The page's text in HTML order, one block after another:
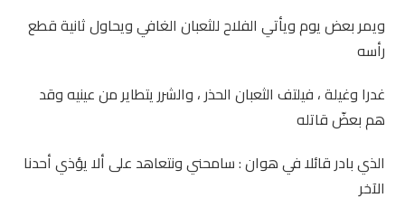
ويمر بعض يوم ويأتي الفلاح للثعبان الغافي ويحاول ثانية قطع
رأسه
غدرا وغيلة ، فيلتف الثعبان الحذر ، والشرر يتطاير من عينيه وقد
هم بعضّ قاتله
الذي بادر قائلا في هوان : سامحني ونتعاهد على ألا يؤذي أحدنا
الآخر